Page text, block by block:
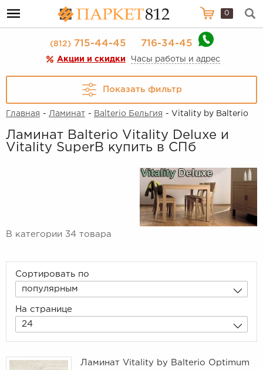
0
(812)715-44-45 716-34-45
Акции и скидки Часы работы и адрес
Показать фильтр
Главная - Ламинат - Balterio Бельгия - Vitality by Balterio
Ламинат Balterio Vitality Deluxe и
Vitality SuperB купить в СПб
В категории 34 товара
Сортировать по
популярным
На странице
24
Ламинат Vitality by Balterio Optimum